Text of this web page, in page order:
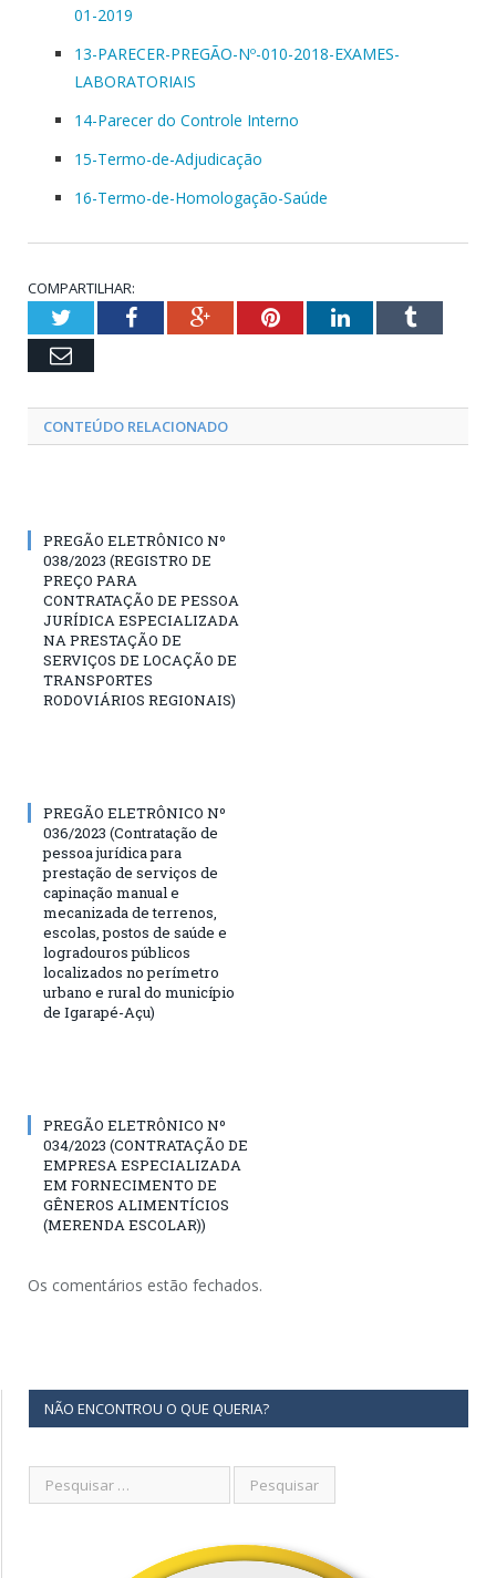
01-2019
13-PARECER-PREGÃO-Nº-010-2018-EXAMES-
LABORATORIAIS
14-Parecer do Controle Interno
15-Termo-de-Adjudicação
16-Termo-de-Homologação-Saúde
COMPARTILHAR:
TwitterFacebookGoogle+PinterestLinkedInTumblr
Email
CONTEÚDO RELACIONADO
PREGÃO ELETRÔNICO Nº
038/2023 (REGISTRO DE
PREÇO PARA
CONTRATAÇÃO DE PESSOA
JURÍDICA ESPECIALIZADA
NA PRESTAÇÃO DE
SERVIÇOS DE LOCAÇÃO DE
TRANSPORTES
RODOVIÁRIOS REGIONAIS)
PREGÃO ELETRÔNICO Nº
036/2023 (Contratação de
pessoa jurídica para
prestação de serviços de
capinação manual e
mecanizada de terrenos,
escolas, postos de saúde e
logradouros públicos
localizados no perímetro
urbano e rural do município
de Igarapé-Açu)
PREGÃO ELETRÔNICO Nº
034/2023 (CONTRATAÇÃO DE
EMPRESA ESPECIALIZADA
EM FORNECIMENTO DE
GÊNEROS ALIMENTÍCIOS
(MERENDA ESCOLAR))
Os comentários estão fechados.
NÃO ENCONTROU O QUE QUERIA?